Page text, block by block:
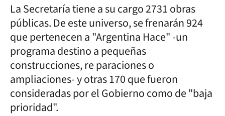
La Secretaría tiene a su cargo 2731 obras
públicas. De este universo, se frenarán 924
que pertenecen a "Argentina Hace" -un
programa destino a pequeñas
construcciones, re paraciones o
ampliaciones- y otras 170 que fueron
consideradas por el Gobierno como de "baja
prioridad".